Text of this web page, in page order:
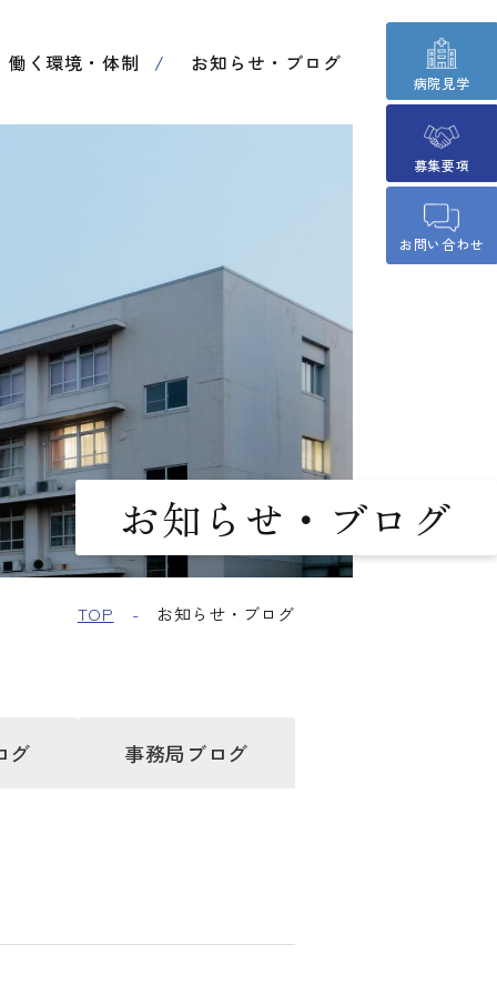
働く環境・体制 お知らせ・ブログ
病院見学
募集要項
お問い合わせ
お知らせ・ブログ
TOP お知らせ・ブログ
グ 事務局 ブログ